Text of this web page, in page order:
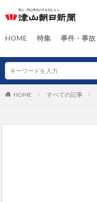
HOME 特集 事件・事故
HOME すべての記事